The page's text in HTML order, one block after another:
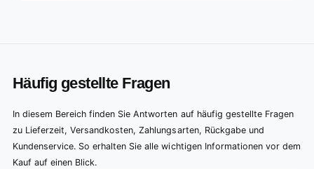
Häufig gestellte Fragen
In diesem Bereich finden Sie Antworten auf häufig gestellte Fragen
zu Lieferzeit, Versandkosten, Zahlungsarten, Rückgabe und
Kundenservice. So erhalten Sie alle wichtigen Informationen vor dem
Kauf auf einen Blick.